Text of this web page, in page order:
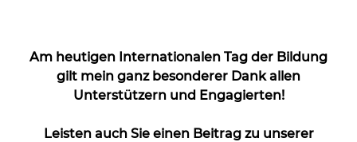
Am heutigen Internationalen Tag der Bildung
gilt mein ganz besonderer Dank allen
Unterstützern und Engagierten!
Leisten auch Sie einen Beitrag zu unserer